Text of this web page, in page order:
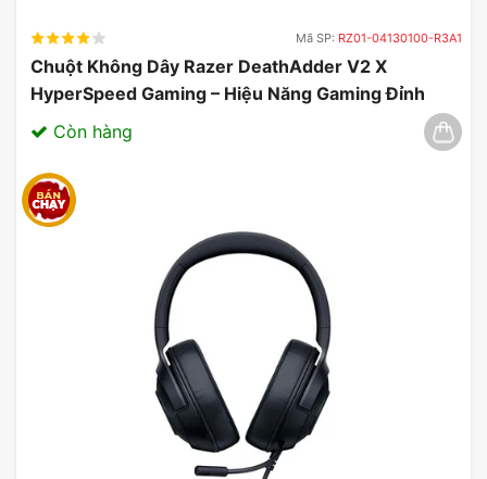
Mã SP: RZ01-04130100-R3A1
Chuột Không Dây Razer DeathAdder V2 X
HyperSpeed Gaming – Hiệu Năng Gaming Đỉnh
Cao 03/2025
Còn hàng